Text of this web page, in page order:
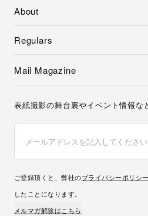
About
Regulars
Mail Magazine
表紙撮影の舞台裏やイベント情報な
ご登録頂くと、弊社のプライバシーポリシー
したことになります。
メルマガ解除はこちら